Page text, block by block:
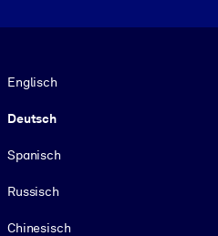
Englisch
Deutsch
Spanisch
Russisch
Chinesisch